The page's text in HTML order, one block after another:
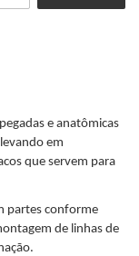
e anatômicas
em
que servem para
partes conforme
de linhas de